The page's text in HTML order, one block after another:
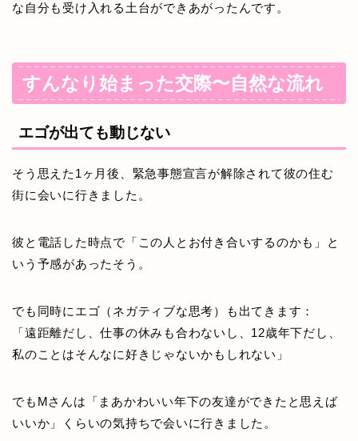
な自分も受け入れる土台ができあがったんです。
すんなり始まった交際〜自然な流れ
エゴが出ても動じない
そう思えた1ヶ月後、緊急事態宣言が解除されて彼の住む
街に会いに行きました。
彼と電話した時点で「この人とお付き合いするのかも」と
いう予感があったそう。
でも同時にエゴ（ネガティブな思考）も出てきます：
「遠距離だし、仕事の休みも合わないし、12歳年下だし、
私のことはそんなに好きじゃないかもしれない」
でもMさんは「まあかわいい年下の友達ができたと思えば
いいか」くらいの気持ちで会いに行きました。